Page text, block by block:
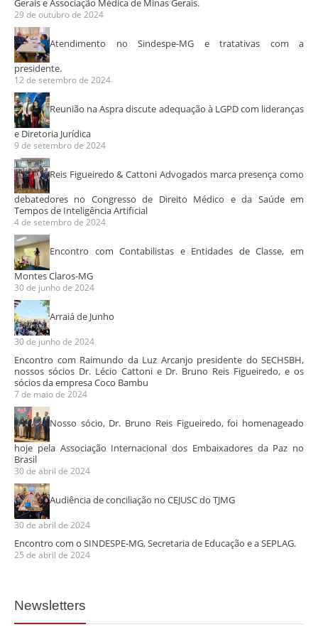
Gerais e Associação Médica de Minas Gerais.
29 de outubro de 2024
Atendimento no Sindespe-MG e tratativas com a
presidente.
12 de setembro de 2024
Reunião na Aspra discute adequação à LGPD com lideranças
e Diretoria Jurídica
9 de setembro de 2024
Reis Figueiredo & Cattoni Advogados marca presença como
debatedores no Congresso de Direito Médico e da Saúde em
Tempos de Inteligência Artificial
4 de setembro de 2024
Encontro com Contabilistas e Entidades de Classe, em
Montes Claros-MG
30 de junho de 2024
Arraiá de Junho
30 de junho de 2024
Encontro com Raimundo da Luz Arcanjo presidente do SECHSBH,
nossos sócios Dr. Lécio Cattoni e Dr. Bruno Reis Figueiredo, e os
sócios da empresa Coco Bambu
7 de maio de 2024
Nosso sócio, Dr. Bruno Reis Figueiredo, foi homenageado
hoje pela Associação Internacional dos Embaixadores da Paz no
Brasil
30 de abril de 2024
Audiência de conciliação no CEJUSC do TJMG
30 de abril de 2024
Encontro com o SINDESPE-MG, Secretaria de Educação e a SEPLAG.
25 de abril de 2024
Newsletters